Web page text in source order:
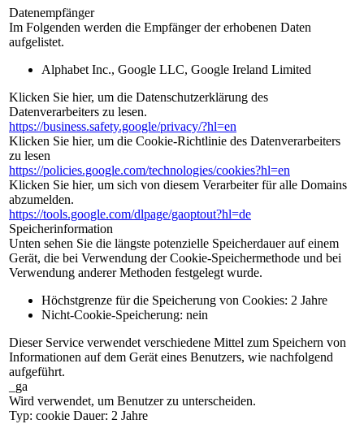
Datenempfänger
Im Folgenden werden die Empfänger der erhobenen Daten
aufgelistet.
Alphabet Inc., Google LLC, Google Ireland Limited
Klicken Sie hier, um die Datenschutzerklärung des
Datenverarbeiters zu lesen.
https://business.safety.google/privacy/?hl=en
Klicken Sie hier, um die Cookie-Richtlinie des Datenverarbeiters
zu lesen
https://policies.google.com/technologies/cookies?hl=en
Klicken Sie hier, um sich von diesem Verarbeiter für alle Domains
abzumelden.
https://tools.google.com/dlpage/gaoptout?hl=de
Speicherinformation
Unten sehen Sie die längste potenzielle Speicherdauer auf einem
Gerät, die bei Verwendung der Cookie-Speichermethode und bei
Verwendung anderer Methoden festgelegt wurde.
Höchstgrenze für die Speicherung von Cookies: 2 Jahre
Nicht-Cookie-Speicherung: nein
Dieser Service verwendet verschiedene Mittel zum Speichern von
Informationen auf dem Gerät eines Benutzers, wie nachfolgend
aufgeführt.
_ga
Wird verwendet, um Benutzer zu unterscheiden.
Typ: cookie Dauer: 2 Jahre